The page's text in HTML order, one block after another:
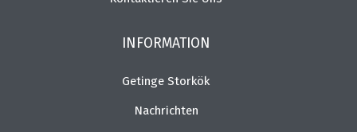
INFORMATION
Getinge Storkök
Nachrichten